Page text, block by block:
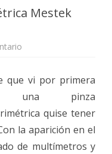
Mestek
Mestek
CM83C
que vi por primera
una pinza
quise tener
la aparición en el
de multímetros y